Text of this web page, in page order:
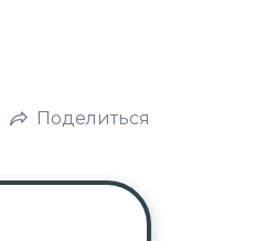
Поделиться